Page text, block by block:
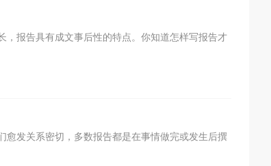
报告具有成文事后性的特点。你知道怎样写报告才
发关系密切，多数报告都是在事情做完或发生后撰